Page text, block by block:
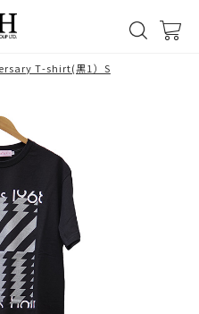
T-shirt(黒1）S